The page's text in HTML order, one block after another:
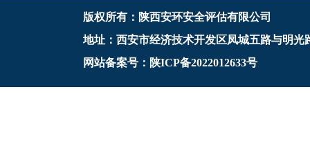
版权所有：陕西安环安全评估有限公司
地址：西安市经济技术开发区凤城五路与明光
网站备案号：陕ICP备2022012633号